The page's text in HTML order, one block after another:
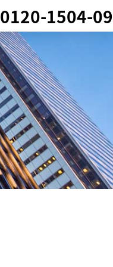
0120-1504-09